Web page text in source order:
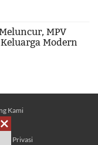
MPV
Modern
Kami
Privasi
